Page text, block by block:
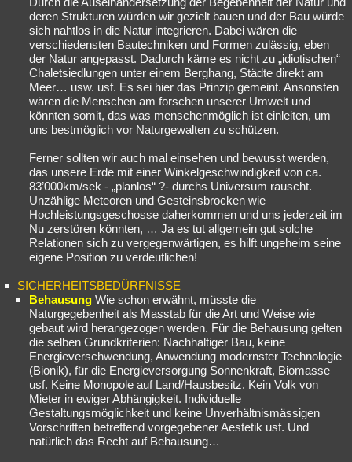
deren Strukturen würden wir gezielt bauen und der Bau würde
sich nahtlos in die Natur integrieren. Dabei wären die
verschiedensten Bautechniken und Formen zulässig, eben
der Natur angepasst. Dadurch käme es nicht zu „idiotischen“
Chaletsiedlungen unter einem Berghang, Städte direkt am
Meer… usw. usf. Es sei hier das Prinzip gemeint. Ansonsten
wären die Menschen am forschen unserer Umwelt und
könnten somit, das was menschenmöglich ist einleiten, um
uns bestmöglich vor Naturgewalten zu schützen.
Ferner sollten wir auch mal einsehen und bewusst werden,
das unsere Erde mit einer Winkelgeschwindigkeit von ca.
83’000km/sek - „planlos“ ?- durchs Universum rauscht.
Unzählige Meteoren und Gesteinsbrocken wie
Hochleistungsgeschosse daherkommen und uns jederzeit im
Nu zerstören könnten, … Ja es tut allgemein gut solche
Relationen sich zu vergegenwärtigen, es hilft ungeheim seine
eigene Position zu verdeutlichen!
SICHERHEITSBEDÜRFNISSE
Behausung Wie schon erwähnt, müsste die
Naturgegebenheit als Masstab für die Art und Weise wie
gebaut wird herangezogen werden. Für die Behausung gelten
die selben Grundkriterien: Nachhaltiger Bau, keine
Energieverschwendung, Anwendung modernster Technologie
(Bionik), für die Energieversorgung Sonnenkraft, Biomasse
usf. Keine Monopole auf Land/Hausbesitz. Kein Volk von
Mieter in ewiger Abhängigkeit. Individuelle
Gestaltungsmöglichkeit und keine Unverhältnismässigen
Vorschriften betreffend vorgegebener Aestetik usf. Und
natürlich das Recht auf Behausung…